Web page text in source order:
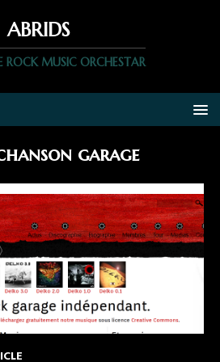
ABRIDS
ROCK MUSIC ORCHESTAR
garage